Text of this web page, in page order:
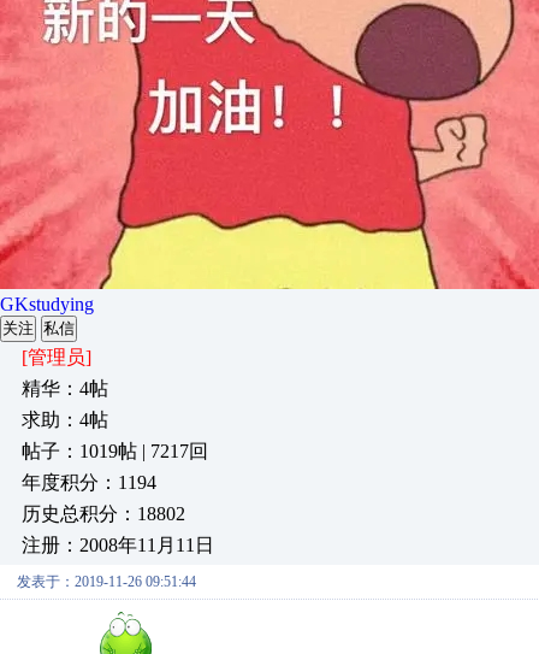
GKstudying
关注 私信
[管理员]
精华：4帖
求助：4帖
帖子：1019帖 | 7217回
年度积分：1194
历史总积分：18802
注册：2008年11月11日
发表于：2019-11-26 09:51:44